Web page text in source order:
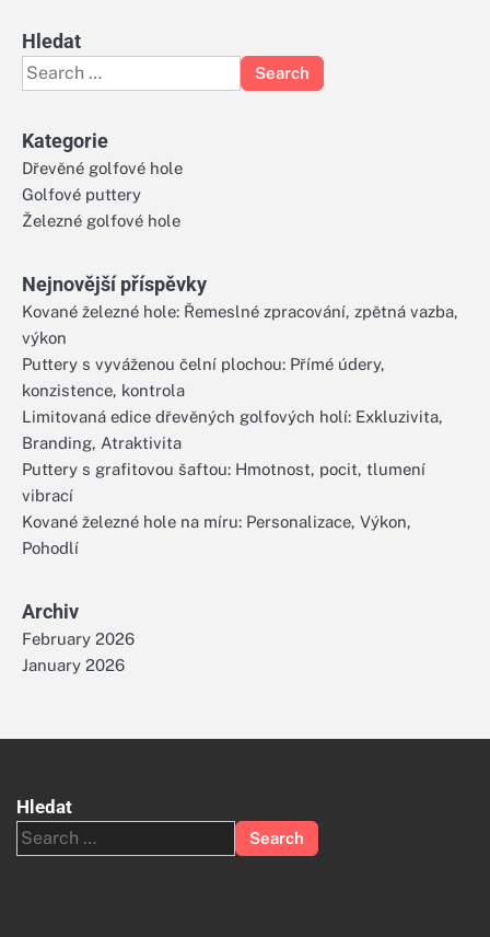
Hledat
Search
for:
Kategorie
Dřevěné golfové hole
Golfové puttery
Železné golfové hole
Nejnovější příspěvky
Kované železné hole: Řemeslné zpracování, zpětná vazba,
výkon
Puttery s vyváženou čelní plochou: Přímé údery,
konzistence, kontrola
Limitovaná edice dřevěných golfových holí: Exkluzivita,
Branding, Atraktivita
Puttery s grafitovou šaftou: Hmotnost, pocit, tlumení
vibrací
Kované železné hole na míru: Personalizace, Výkon,
Pohodlí
Archiv
February 2026
January 2026
Hledat
Search
for: